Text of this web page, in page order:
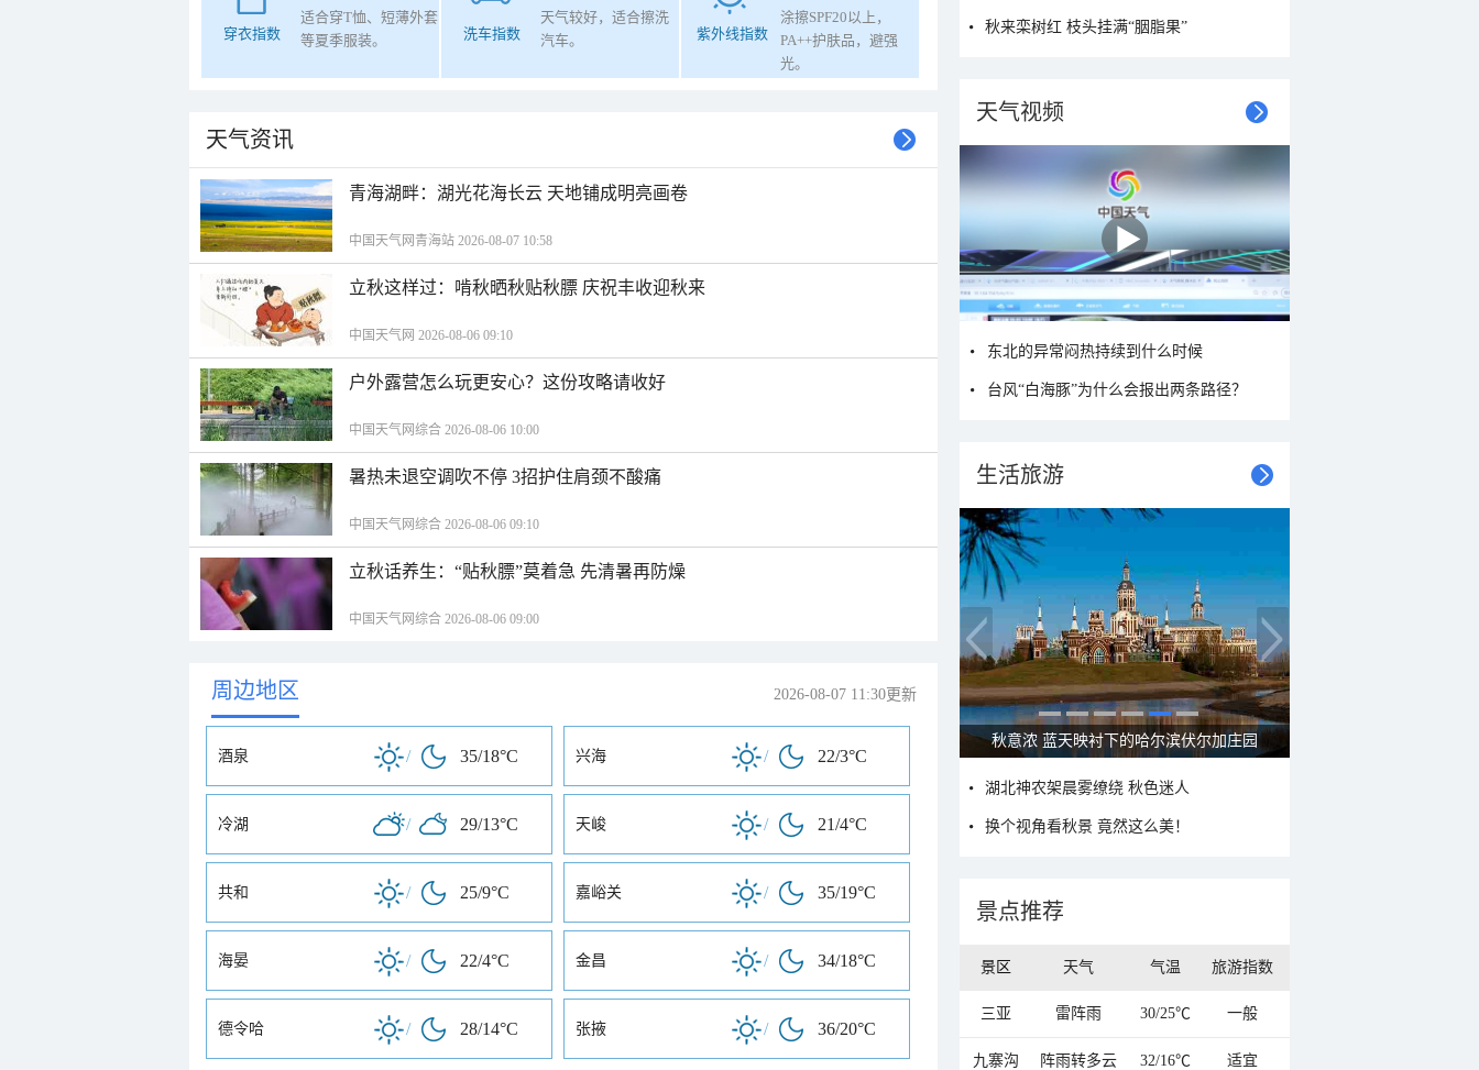
穿衣指数
适合穿T恤、短薄外套
等夏季服装。
洗车指数
天气较好，适合擦洗
汽车。
紫外线指数
涂擦SPF20以上，
PA++护肤品，避强
光。
天气资讯
青海湖畔：湖光花海长云 天地铺成明亮画卷
中国天气网青海站 2026-08-07 10:58
立秋这样过：啃秋晒秋贴秋膘 庆祝丰收迎秋来
中国天气网 2026-08-06 09:10
户外露营怎么玩更安心？这份攻略请收好
中国天气网综合 2026-08-06 10:00
暑热未退空调吹不停 3招护住肩颈不酸痛
中国天气网综合 2026-08-06 09:10
立秋话养生：“贴秋膘”莫着急 先清暑再防燥
中国天气网综合 2026-08-06 09:00
周边地区 2026-08-07 11:30更新
酒泉 / 35/18°C 兴海 / 22/3°C
冷湖 / 29/13°C 天峻 / 21/4°C
共和 / 25/9°C 嘉峪关 / 35/19°C
海晏 / 22/4°C 金昌 / 34/18°C
德令哈 / 28/14°C 张掖 / 36/20°C
秋来栾树红 枝头挂满“胭脂果”
天气视频
东北的异常闷热持续到什么时候
台风“白海豚”为什么会报出两条路径？
生活旅游
大美新疆—帕米尔高原好风光
湖北神农架晨雾缭绕 秋色迷人
换个视角看秋景 竟然这么美！
景点推荐
景区 天气 气温 旅游指数
三亚 雷阵雨 30/25℃ 一般
九寨沟 阵雨转多云 32/16℃ 适宜